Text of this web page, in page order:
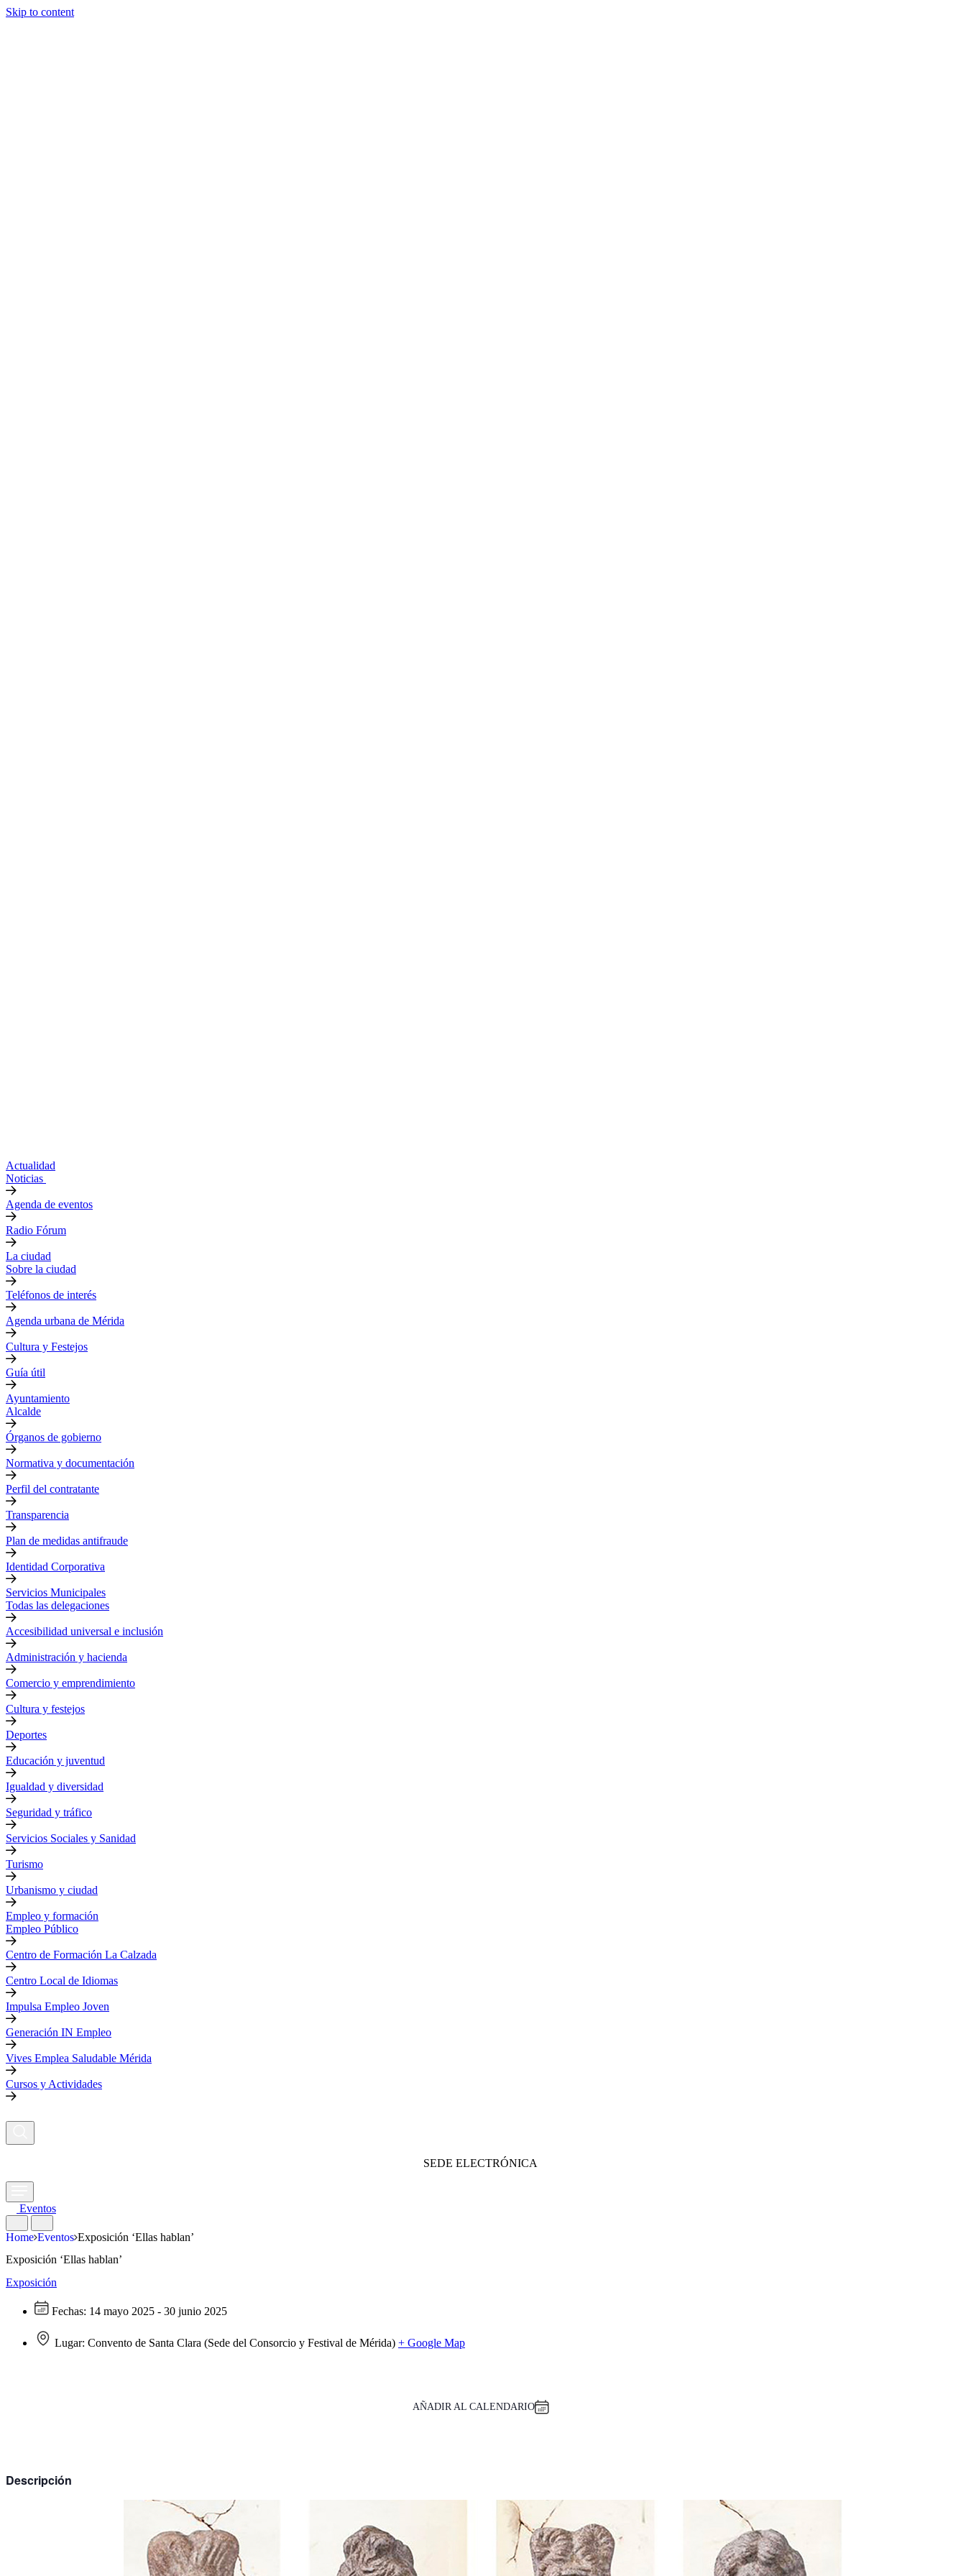
Skip to content
Actualidad
Noticias
Agenda de eventos
Radio Fórum
La ciudad
Sobre la ciudad
Teléfonos de interés
Agenda urbana de Mérida
Cultura y Festejos
Guía útil
Ayuntamiento
Alcalde
Órganos de gobierno
Normativa y documentación
Perfil del contratante
Transparencia
Plan de medidas antifraude
Identidad Corporativa
Servicios Municipales
Todas las delegaciones
Accesibilidad universal e inclusión
Administración y hacienda
Comercio y emprendimiento
Cultura y festejos
Deportes
Educación y juventud
Igualdad y diversidad
Seguridad y tráfico
Servicios Sociales y Sanidad
Turismo
Urbanismo y ciudad
Empleo y formación
Empleo Público
Centro de Formación La Calzada
Centro Local de Idiomas
Impulsa Empleo Joven
Generación IN Empleo
Vives Emplea Saludable Mérida
Cursos y Actividades
SEDE ELECTRÓNICA
Eventos
Home Eventos Exposición ‘Ellas hablan’
Exposición ‘Ellas hablan’
Exposición
Fechas: 14 mayo 2025 - 30 junio 2025
Lugar: Convento de Santa Clara (Sede del Consorcio y Festival de Mérida) + Google Map
AÑADIR AL CALENDARIO
Descripción